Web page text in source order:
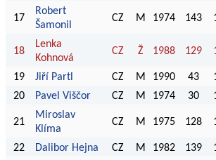
17
Robert
Šamonil
CZ M 1974 143
18
Lenka
Kohnová
CZ Ž 1988 129
19 Jiří Partl CZ M 1990 43
20
Pavel Viščor CZ M 1974 30
21
Miroslav
Klíma
CZ M 1975 128
22 Dalibor Hejna CZ M 1982 139